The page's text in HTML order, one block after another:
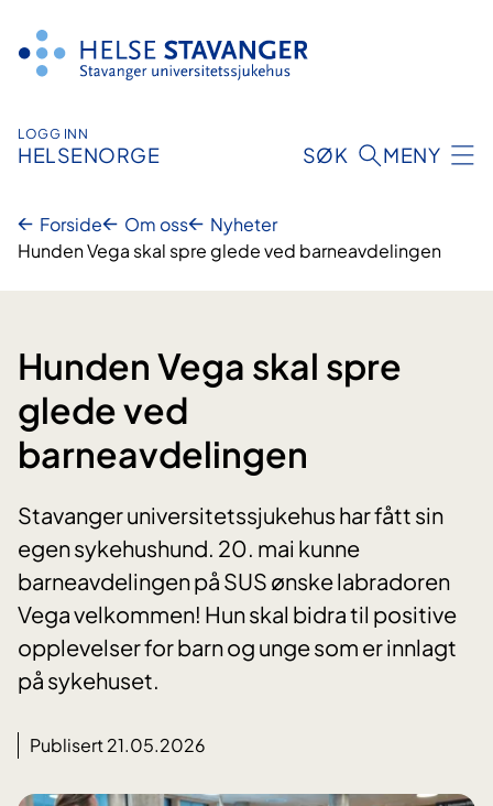
innhold
LOGG INN
HELSENORGE SØK MENY
Forside Om oss
Nyheter
Hunden Vega skal spre glede ved barneavdelingen
Hunden Vega skal spre
glede ved
barneavdelingen
Stavanger universitetssjukehus har fått sin
egen sykehushund. 20. mai kunne
barneavdelingen på SUS ønske labradoren
Vega velkommen! Hun skal bidra til positive
opplevelser for barn og unge som er innlagt
på sykehuset.
Publisert 21.05.2026